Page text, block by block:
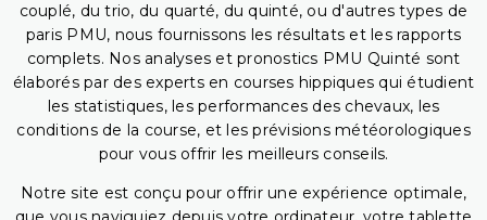
couplé, du trio, du quarté, du quinté, ou d'autres types de
paris PMU, nous fournissons les résultats et les rapports
complets. Nos analyses et pronostics PMU Quinté sont
élaborés par des experts en courses hippiques qui étudient
les statistiques, les performances des chevaux, les
conditions de la course, et les prévisions météorologiques
pour vous offrir les meilleurs conseils.
Notre site est conçu pour offrir une expérience optimale,